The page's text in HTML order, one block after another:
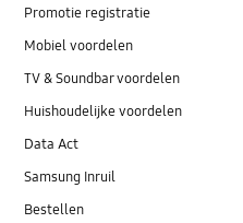
Promotie registratie
Mobiel voordelen
TV & Soundbar voordelen
Huishoudelijke voordelen
Data Act
Samsung Inruil
Bestellen